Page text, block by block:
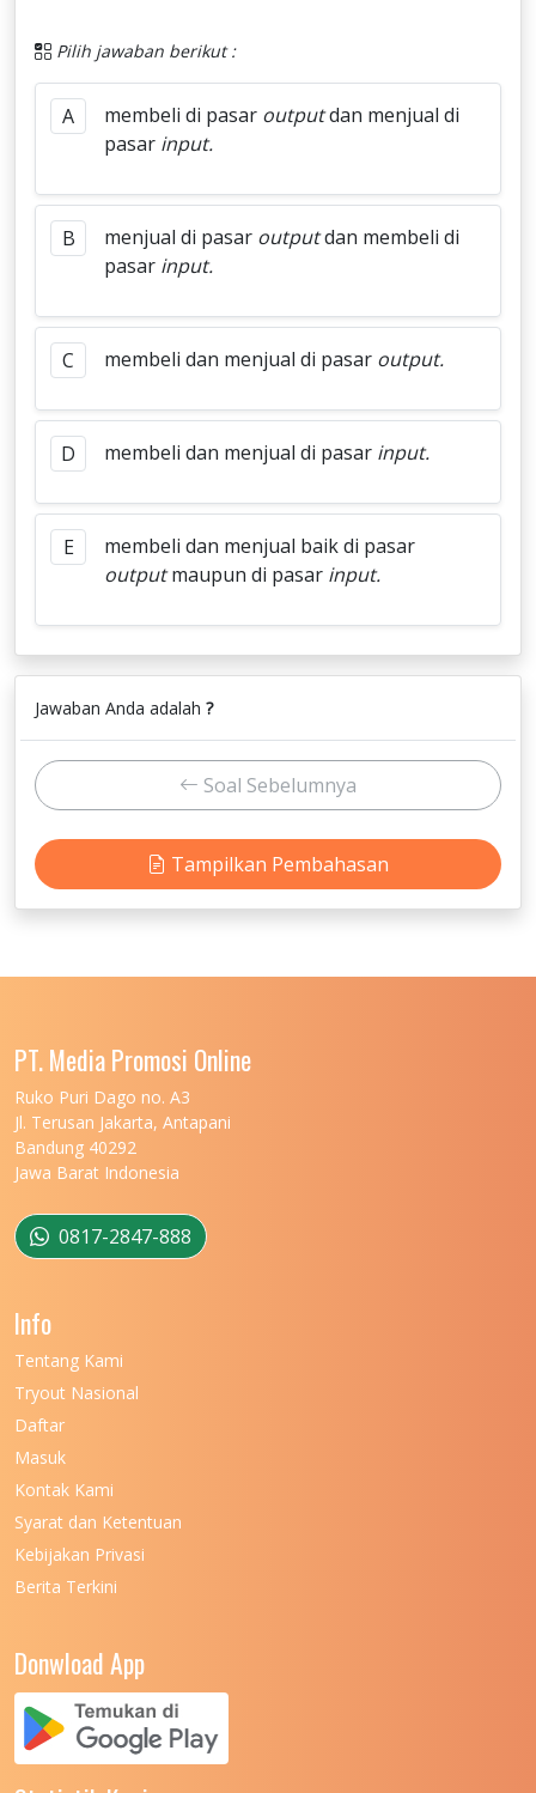
Pilih jawaban berikut :
A membeli di pasar outputdan menjual di
pasar input.
B menjual di pasar outputdan membeli di
pasar input.
C membeli dan menjual di pasar output.
D membeli dan menjual di pasar input.
E
membeli dan menjual baik di pasar
outputmaupun di pasar input.
Jawaban Anda adalah ?
Soal Sebelumnya
Tampilkan Pembahasan
PT. Media Promosi Online
Ruko Puri Dago no. A3
Jl. Terusan Jakarta, Antapani
Bandung 40292
Jawa Barat Indonesia
0817-2847-888
Info
Tentang Kami
Tryout Nasional
Daftar
Masuk
Kontak Kami
Syarat dan Ketentuan
Kebijakan Privasi
Berita Terkini
Donwload App